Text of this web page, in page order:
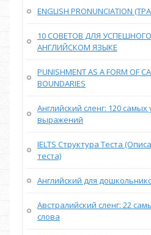
ENGLISH PRONUNCIATION
10 СОВЕТОВ ДЛЯ
АНГЛИЙСКОМ ЯЗЫКЕ
PUNISHMENT AS A FORM OF
BOUNDARIES
Английский сленг: 120
выражений
IELTS Структура Теста
теста)
Английский для
Австралийский сленг: 22
слова